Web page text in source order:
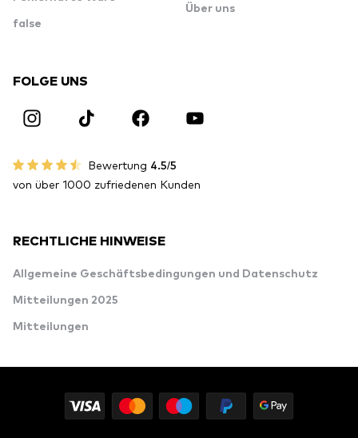
false
Über uns
FOLGE UNS
Bewertung 4.5/5
von über 1000 zufriedenen Kunden
RECHTLICHE HINWEISE
Allgemeine Geschäftsbedingungen und Datenschutz
Mitteilungen 2025
Mitteilungen